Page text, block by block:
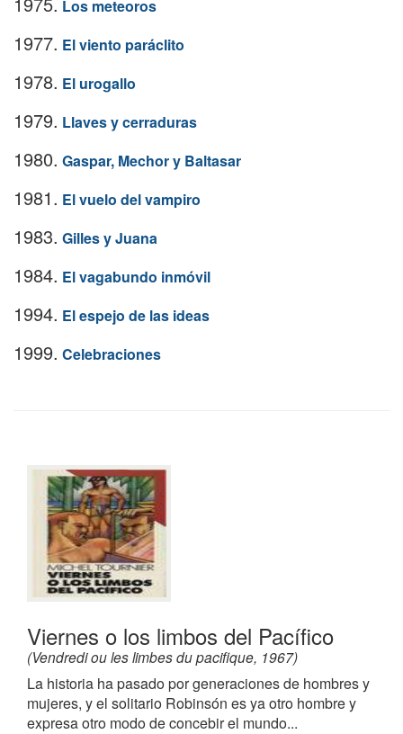
Los meteoros
1977. El viento paráclito
1978. El urogallo
1979. Llaves y cerraduras
1980. Gaspar, Mechor y Baltasar
1981. El vuelo del vampiro
1983. Gilles y Juana
1984. El vagabundo inmóvil
1994. El espejo de las ideas
1999. Celebraciones
Viernes o los limbos del Pacífico
(Vendredi ou les limbes du pacifique, 1967)
La historia ha pasado por generaciones de hombres y
mujeres, y el solitario Robinsón es ya otro hombre y
expresa otro modo de concebir el mundo...